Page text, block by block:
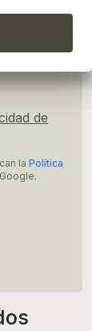
de
la Política